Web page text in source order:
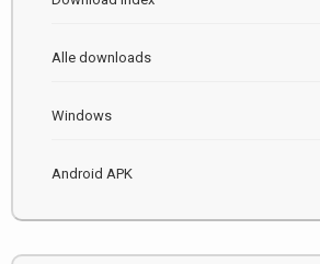
Alle downloads
Windows
Android APK